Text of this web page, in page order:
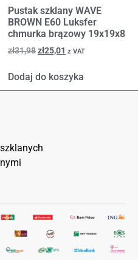
Pustak szklany WAVE
BROWN E60 Luksfer
chmurka brązowy 19x19x8
zł31,98zł25,01 z VAT
Dodaj do koszyka